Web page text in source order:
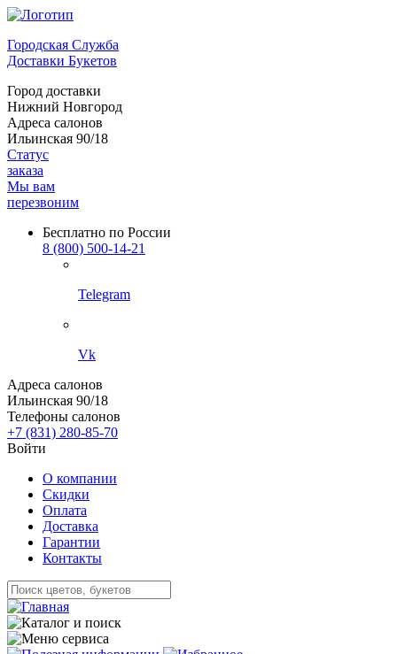
Городская Служба
Доставки Букетов
Город доставки
Нижний Новгород
Адреса салонов
Ильинская 90/18
Статус
заказа
Мы вам
перезвоним
Бесплатно по России
8 (800) 500-14-21
Telegram
Vk
Адреса салонов
Ильинская 90/18
Телефоны салонов
+7 (831) 280-85-70
Войти
О компании
Скидки
Оплата
Доставка
Гарантии
Контакты